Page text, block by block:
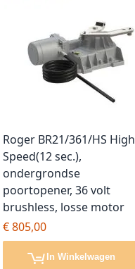
Roger BR21/361/HS High
Speed(12 sec.),
ondergrondse
poortopener, 36 volt
brushless, losse motor
€ 805,00
In Winkelwagen